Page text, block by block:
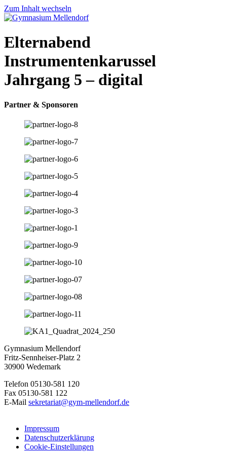
Zum Inhalt wechseln
Elternabend
Instrumentenkarussel
Jahrgang 5 – digital
Partner & Sponsoren
Gymnasium Mellendorf
Fritz-Sennheiser-Platz 2
30900 Wedemark
Telefon 05130-581 120
Fax 05130-581 122
E-Mail sekretariat@gym-mellendorf.de
Impressum
Datenschutzerklärung
Cookie-Einstellungen